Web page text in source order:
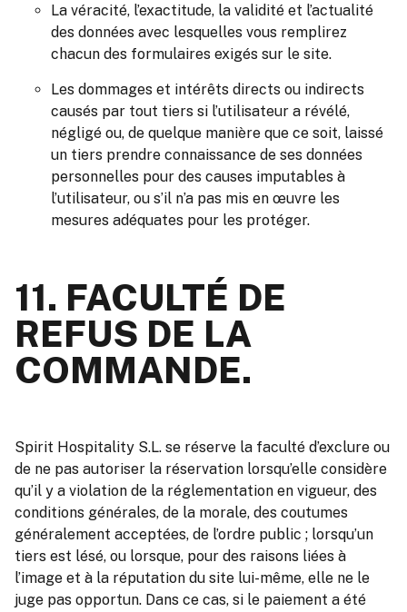
La véracité, l’exactitude, la validité et l’actualité
des données avec lesquelles vous remplirez
chacun des formulaires exigés sur le site.
Les dommages et intérêts directs ou indirects
causés par tout tiers si l’utilisateur a révélé,
négligé ou, de quelque manière que ce soit, laissé
un tiers prendre connaissance de ses données
personnelles pour des causes imputables à
l’utilisateur, ou s’il n’a pas mis en œuvre les
mesures adéquates pour les protéger.
11. FACULTÉ DE
REFUS DE LA
COMMANDE.
Spirit Hospitality S.L. se réserve la faculté d’exclure ou
de ne pas autoriser la réservation lorsqu’elle considère
qu’il y a violation de la réglementation en vigueur, des
conditions générales, de la morale, des coutumes
généralement acceptées, de l’ordre public ; lorsqu’un
tiers est lésé, ou lorsque, pour des raisons liées à
l’image et à la réputation du site lui-même, elle ne le
juge pas opportun. Dans ce cas, si le paiement a été